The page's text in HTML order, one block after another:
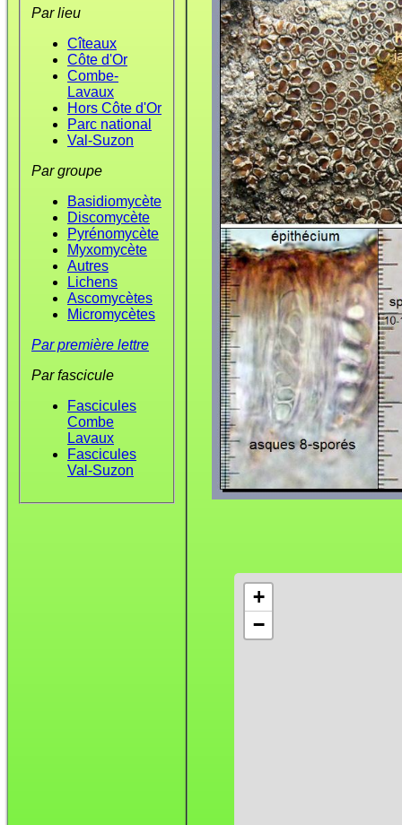
Par lieu
Cîteaux
Côte d'Or
Combe-
Lavaux
Hors Côte d'Or
Parc national
Val-Suzon
Par groupe
Basidiomycète
Discomycète
Pyrénomycète
Myxomycète
Autres
Lichens
Ascomycètes
Micromycètes
Par première lettre
Par fascicule
Fascicules
Combe
Lavaux
Fascicules
Val-Suzon
+
−